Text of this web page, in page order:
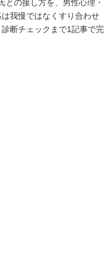
との接し方を、男性心理・
我慢ではなくすり合わせ
断チェックまで1記事で完